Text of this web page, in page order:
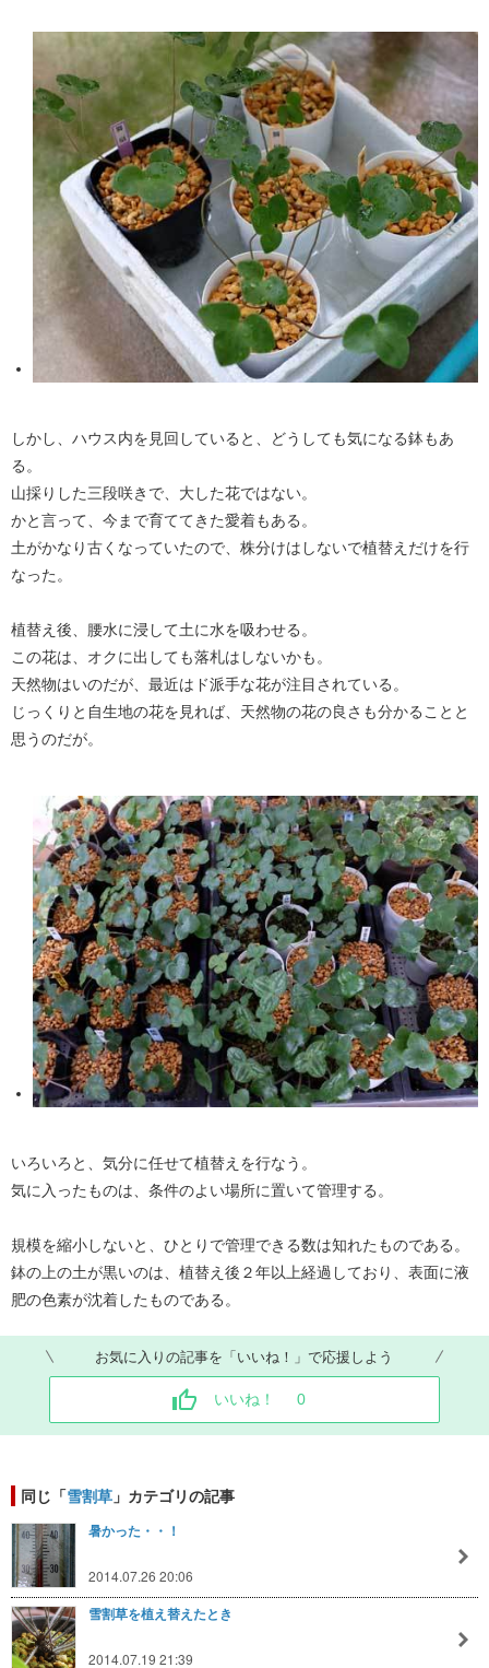
しかし、ハウス内を見回していると、どうしても気になる鉢もあ
る。
山採りした三段咲きで、大した花ではない。
かと言って、今まで育ててきた愛着もある。
土がかなり古くなっていたので、株分けはしないで植替えだけを行
なった。
植替え後、腰水に浸して土に水を吸わせる。
この花は、オクに出しても落札はしないかも。
天然物はいのだが、最近はド派手な花が注目されている。
じっくりと自生地の花を見れば、天然物の花の良さも分かることと
思うのだが。
いろいろと、気分に任せて植替えを行なう。
気に入ったものは、条件のよい場所に置いて管理する。
規模を縮小しないと、ひとりで管理できる数は知れたものである。
鉢の上の土が黒いのは、植替え後２年以上経過しており、表面に液
肥の色素が沈着したものである。
お気に入りの記事を「いいね！」で応援しよう
いいね！ 0
同じ「雪割草 」カテゴリの記事
暑かった・・！
2014.07.26 20:06
雪割草を植え替えたとき
2014.07.19 21:39